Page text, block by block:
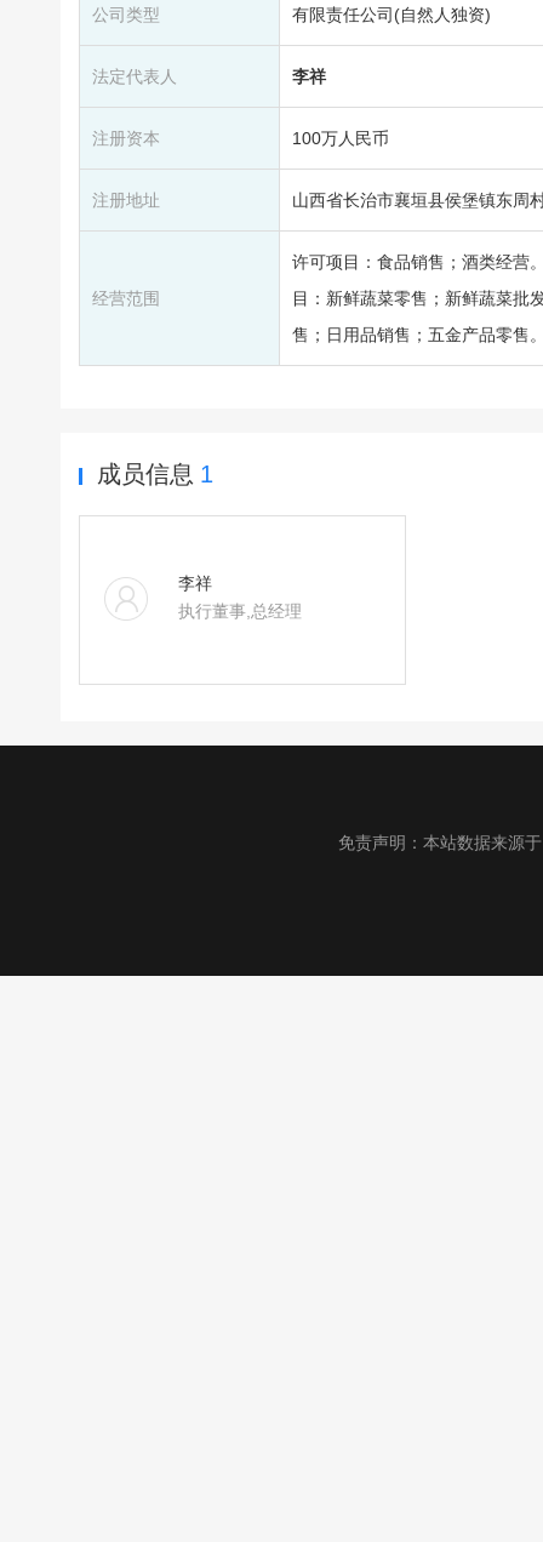
公司类型 有限责任公司(自然人独资)
法定代表人 李祥
注册资本 100万人民币
注册地址 山西省长治市襄垣县侯堡镇东周
经营范围
许可项目：食品销售；酒类经营
目：新鲜蔬菜零售；新鲜蔬菜批
售；日用品销售；五金产品零售
成员信息 1
李祥
执行董事,总经理
免责声明：本站数据来源